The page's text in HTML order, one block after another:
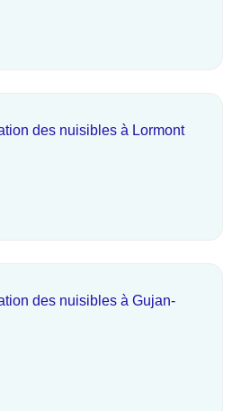
des nuisibles à Lormont
des nuisibles à Gujan-